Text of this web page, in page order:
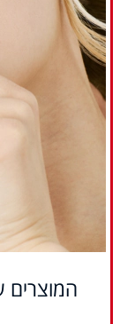
המוצרים